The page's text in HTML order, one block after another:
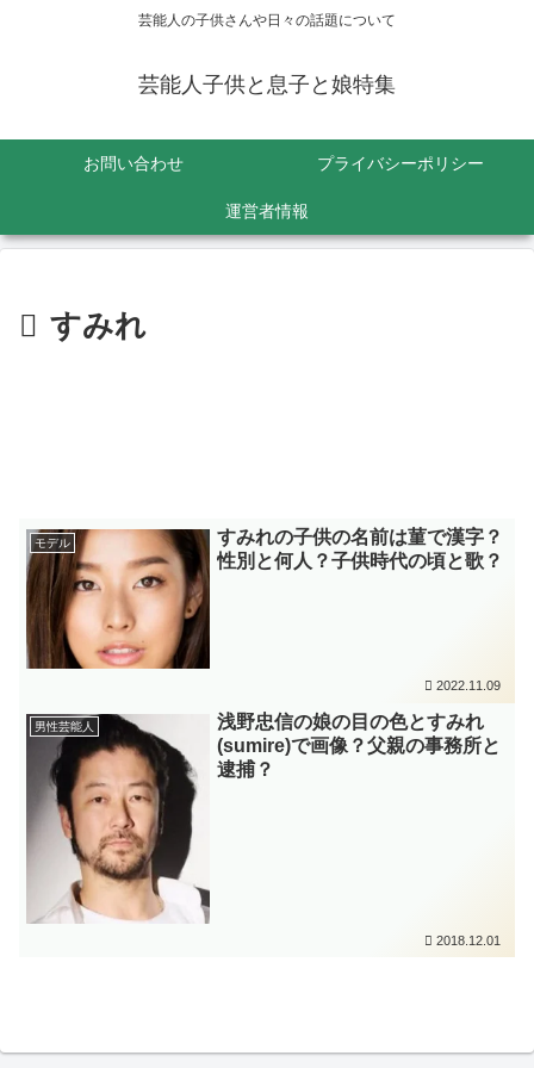
芸能人の子供さんや日々の話題について
芸能人子供と息子と娘特集
お問い合わせ プライバシーポリシー
運営者情報
すみれ
モデル
すみれの子供の名前は菫で漢字？
性別と何人？子供時代の頃と歌？
2022.11.09
男性芸能人
浅野忠信の娘の目の色とすみれ
(sumire)で画像？父親の事務所と
逮捕？
2018.12.01